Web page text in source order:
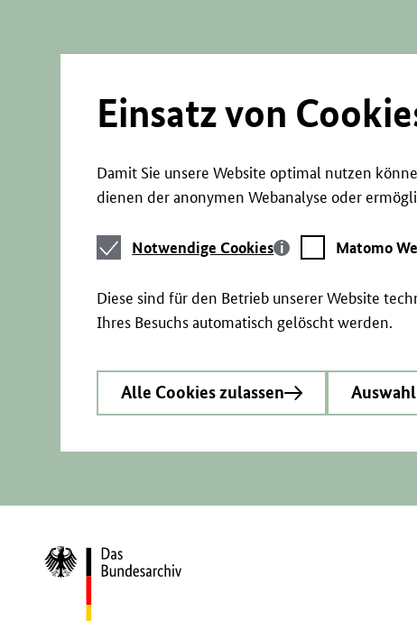
Einsatz von
Damit Sie unsere Website optimal nutzen
dienen der anonymen Webanalyse oder
Notwendige
Cookies
Notwendige Cookies
Matomo
Webstatistik
Matomo
Diese sind für den Betrieb unserer Website
Ihres Besuchs automatisch gelöscht werden.
Alle Cookies zulassen
Zur
Startseite